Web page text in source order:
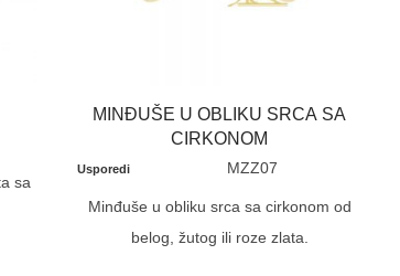
sa
MINĐUŠE U OBLIKU SRCA SA
CIRKONOM
Usporedi MZZ07
Minđuše u obliku srca sa cirkonom od
belog, žutog ili roze zlata.